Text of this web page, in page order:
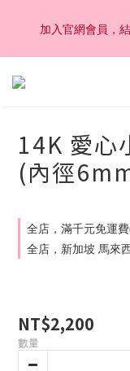
加入官網會員，
加入官網會員，
韓國設計製作。純
加入官網會員，
14K 愛心
(內徑
全店，滿千元免運
全店，新加坡 馬來
NT$2,200
數量